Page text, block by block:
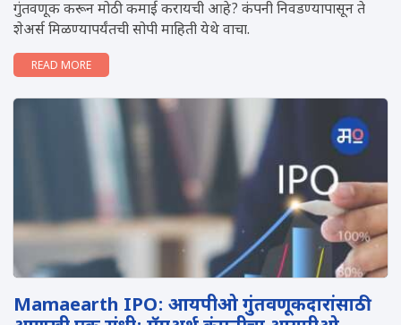
गुंतवणूक करून मोठी कमाई करायची आहे? कंपनी निवडण्यापासून ते
शेअर्स मिळण्यापर्यंतची सोपी माहिती येथे वाचा.
READ MORE
Mamaearth IPO: आयपीओ गुंतवणूकदारांसाठी